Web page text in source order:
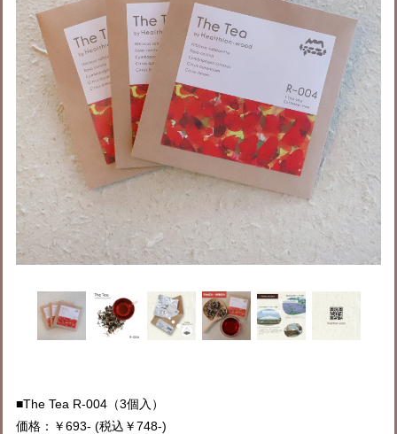
■The Tea R-004（3個入）
価格：￥693- (税込￥748-)